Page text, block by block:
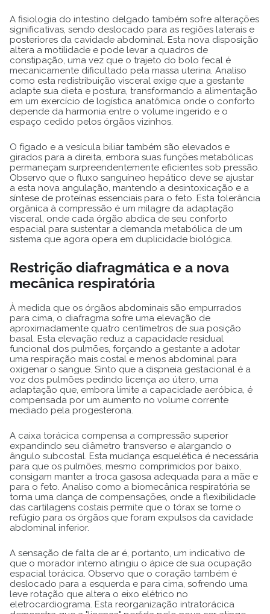
A fisiologia do intestino delgado também sofre alterações
significativas, sendo deslocado para as regiões laterais e
posteriores da cavidade abdominal. Esta nova disposição
altera a motilidade e pode levar a quadros de
constipação, uma vez que o trajeto do bolo fecal é
mecanicamente dificultado pela massa uterina. Analiso
como esta redistribuição visceral exige que a gestante
adapte sua dieta e postura, transformando a alimentação
em um exercício de logística anatômica onde o conforto
depende da harmonia entre o volume ingerido e o
espaço cedido pelos órgãos vizinhos.
O fígado e a vesícula biliar também são elevados e
girados para a direita, embora suas funções metabólicas
permaneçam surpreendentemente eficientes sob pressão.
Observo que o fluxo sanguíneo hepático deve se ajustar
a esta nova angulação, mantendo a desintoxicação e a
síntese de proteínas essenciais para o feto. Esta tolerância
orgânica à compressão é um milagre da adaptação
visceral, onde cada órgão abdica de seu conforto
espacial para sustentar a demanda metabólica de um
sistema que agora opera em duplicidade biológica.
Restrição diafragmática e a nova
mecânica respiratória
À medida que os órgãos abdominais são empurrados
para cima, o diafragma sofre uma elevação de
aproximadamente quatro centímetros de sua posição
basal. Esta elevação reduz a capacidade residual
funcional dos pulmões, forçando a gestante a adotar
uma respiração mais costal e menos abdominal para
oxigenar o sangue. Sinto que a dispneia gestacional é a
voz dos pulmões pedindo licença ao útero, uma
adaptação que, embora limite a capacidade aeróbica, é
compensada por um aumento no volume corrente
mediado pela progesterona.
A caixa torácica compensa a compressão superior
expandindo seu diâmetro transverso e alargando o
ângulo subcostal. Esta mudança esquelética é necessária
para que os pulmões, mesmo comprimidos por baixo,
consigam manter a troca gasosa adequada para a mãe e
para o feto. Analiso como a biomecânica respiratória se
torna uma dança de compensações, onde a flexibilidade
das cartilagens costais permite que o tórax se torne o
refúgio para os órgãos que foram expulsos da cavidade
abdominal inferior.
A sensação de falta de ar é, portanto, um indicativo de
que o morador interno atingiu o ápice de sua ocupação
espacial torácica. Observo que o coração também é
deslocado para a esquerda e para cima, sofrendo uma
leve rotação que altera o eixo elétrico no
eletrocardiograma. Esta reorganização intratorácica